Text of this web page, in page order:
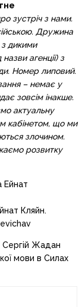
зустріч з нами.
Дружина
з дикими
агенції) з
Номер липовий.
– немає у
зовсім інакше.
актуальну
кабінетом, що ми
злочином.
розвитку
Кляйн.
Сергій Жадан
мови в Силах